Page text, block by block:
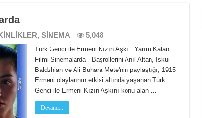
, SİNEMA 5,048
Türk Genci ile Ermeni Kızın Aşkı Yarım Kalan
Filmi Sinemalarda Başrollerini Anıl Altan, Iskui
Baldzhian ve Ali Buhara Mete'nin paylaştığı, 1915
Ermeni olaylarının etkisi altında yaşanan Türk
Genci ile Ermeni Kızın Aşkını konu alan …
Devamı...